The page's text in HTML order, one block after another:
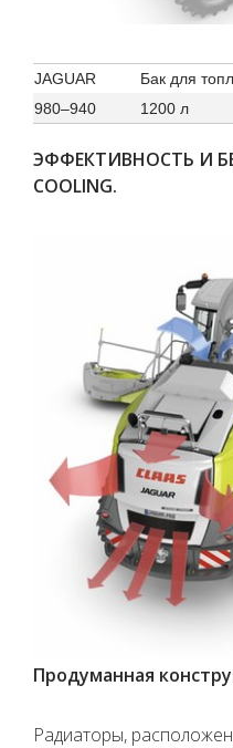
JAGUAR Бак для
980–940
1200 л
ЭФФЕКТИВНОСТЬ И
COOLING.
Продуманная
Радиаторы,